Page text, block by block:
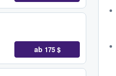
ab 175 $